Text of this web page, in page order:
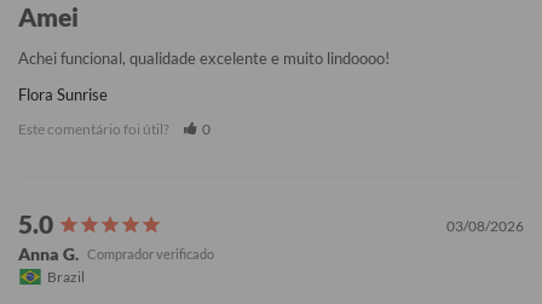
Amei
Achei funcional, qualidade excelente e muito lindoooo!
Flora Sunrise
Este comentário foi útil? 0
03/08/2026
Anna G.
Brazil